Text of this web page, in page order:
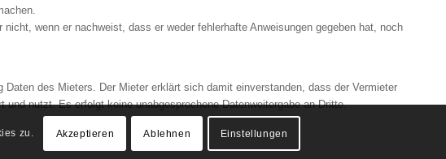
wenn er nachweist, dass er weder fehlerhafte Anweisungen gegeben hat, noch
des Mieters. Der Mieter erklärt sich damit einverstanden, dass der Vermieter
nutzt. Es erfolgt keine unabgesprochene Datenweitergabe an Dritte.
zu. Akzeptieren Ablehnen Einstellungen